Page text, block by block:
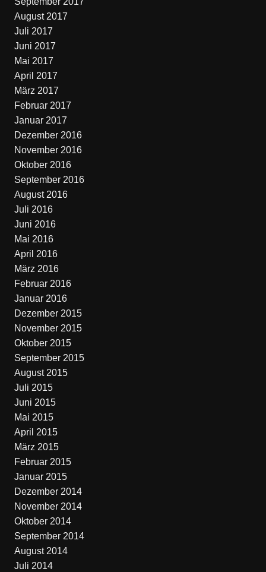
August 2017
Juli 2017
Juni 2017
Mai 2017
April 2017
März 2017
Februar 2017
Januar 2017
Dezember 2016
November 2016
Oktober 2016
September 2016
August 2016
Juli 2016
Juni 2016
Mai 2016
April 2016
März 2016
Februar 2016
Januar 2016
Dezember 2015
November 2015
Oktober 2015
September 2015
August 2015
Juli 2015
Juni 2015
Mai 2015
April 2015
März 2015
Februar 2015
Januar 2015
Dezember 2014
November 2014
Oktober 2014
September 2014
August 2014
Juli 2014